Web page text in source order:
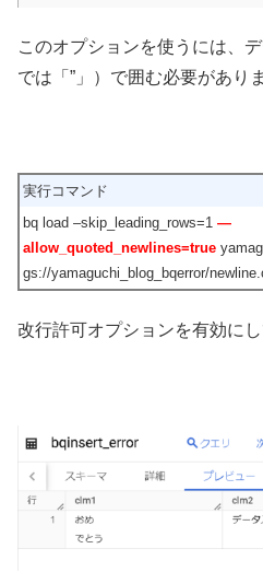
このオプションを使うには、
では「”」）で囲む必要があり
実行コマンド
bq load –skip_leading_rows=1 —
allow_quoted_newlines=true
gs://yamaguchi_blog_bqerror/
改行許可オプションを有効にし